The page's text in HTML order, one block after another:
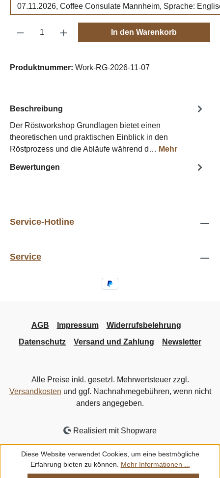
07.11.2026, Coffee Consulate Mannheim, Sprache:
Produkt Anzahl: Gib den gewünschten
In den Warenkorb
Produktnummer: Work-RG-2026-11-07
Beschreibung
Der Röstworkshop Grundlagen bietet einen
theoretischen und praktischen Einblick in den
Röstprozess und die Abläufe während d… Mehr
Bewertungen
Service-Hotline
Service
AGB Impressum
Widerrufsbelehrung
Datenschutz
Versand und Zahlung Newsletter
Alle Preise inkl. gesetzl. Mehrwertsteuer zzgl.
Versandkosten und ggf. Nachnahmegebühren, wenn nicht
anders angegeben.
Realisiert mit Shopware
Diese Website verwendet Cookies, um eine bestmögliche
Erfahrung bieten zu können. Mehr Informationen ...